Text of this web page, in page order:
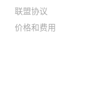
联盟协议
价格和费用